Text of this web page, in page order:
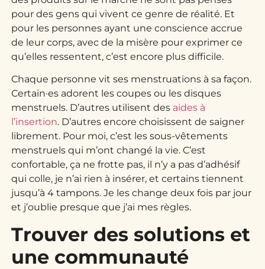
pour des gens qui vivent ce genre de réalité. Et
pour les personnes ayant une conscience accrue
de leur corps, avec de la misère pour exprimer ce
qu’elles ressentent, c’est encore plus difficile.
Chaque personne vit ses menstruations à sa façon.
Certain·es adorent les coupes ou les disques
menstruels. D’autres utilisent des aides à
l’insertion. D’autres encore choisissent de saigner
librement. Pour moi, c’est les sous-vêtements
menstruels qui m’ont changé la vie. C’est
confortable, ça ne frotte pas, il n’y a pas d’adhésif
qui colle, je n’ai rien à insérer, et certains tiennent
jusqu’à 4 tampons. Je les change deux fois par jour
et j’oublie presque que j’ai mes règles.
Trouver des solutions et
une communauté